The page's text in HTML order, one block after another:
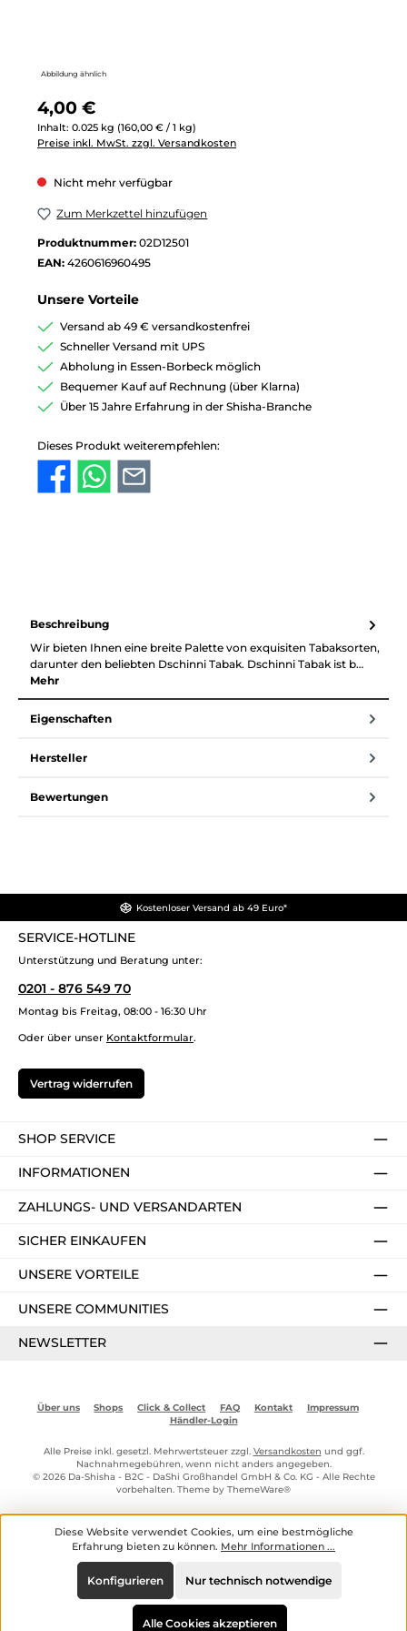
Abbildung ähnlich
Regulärer Preis:
4,00 €
Inhalt: 0.025 kg (160,00 € / 1 kg)
Preise inkl. MwSt. zzgl. Versandkosten
Nicht mehr verfügbar
Zum Merkzettel hinzufügen
Produktnummer: 02D12501
EAN: 4260616960495
Unsere Vorteile
Versand ab 49 € versandkostenfrei
Schneller Versand mit UPS
Abholung in Essen-Borbeck möglich
Bequemer Kauf auf Rechnung (über Klarna)
Über 15 Jahre Erfahrung in der Shisha-Branche
Dieses Produkt weiterempfehlen:
Beschreibung
Wir bieten Ihnen eine breite Palette von exquisiten Tabaksorten,
darunter den beliebten Dschinni Tabak. Dschinni Tabak ist b…
Mehr
Eigenschaften
Hersteller
Bewertungen
Kostenloser Versand ab 49 Euro*
SERVICE-HOTLINE
Unterstützung und Beratung unter:
0201 - 876 549 70
Montag bis Freitag, 08:00 - 16:30 Uhr
Oder über unser Kontaktformular.
Vertrag widerrufen
SHOP SERVICE
INFORMATIONEN
ZAHLUNGS- UND VERSANDARTEN
SICHER EINKAUFEN
UNSERE VORTEILE
UNSERE COMMUNITIES
NEWSLETTER
Über uns Shops Click & Collect FAQ Kontakt
Impressum
Händler-Login
Alle Preise inkl. gesetzl. Mehrwertsteuer zzgl. Versandkosten und ggf.
Nachnahmegebühren, wenn nicht anders angegeben.
© 2026 Da-Shisha - B2C - DaShi Großhandel GmbH & Co. KG - Alle Rechte
vorbehalten. Theme by ThemeWare®
Diese Website verwendet Cookies, um eine bestmögliche
Erfahrung bieten zu können. Mehr Informationen ...
Nur technisch notwendige
Konfigurieren
Alle Cookies akzeptieren